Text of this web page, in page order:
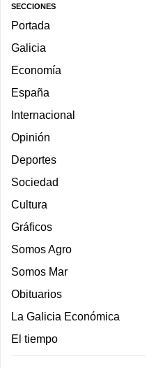
SECCIONES
Portada
Galicia
Economía
España
Internacional
Opinión
Deportes
Sociedad
Cultura
Gráficos
Somos Agro
Somos Mar
Obituarios
La Galicia Económica
El tiempo